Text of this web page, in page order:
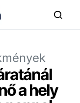
a hely